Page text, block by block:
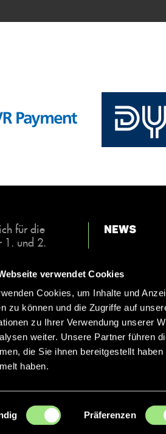
verwendet Cookies
Cookies, um Inhalte und
zu können und die Zugriffe auf
zu Ihrer Verwendung unserer
weiter. Unsere Partner führen
die Sie ihnen bereitgestellt
haben.
Präferenzen
für die
1. und 2.
unter dem
im
News
Kontakt